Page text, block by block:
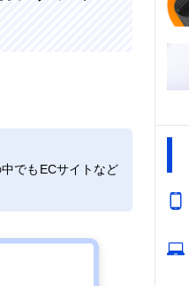
でもECサイトなど